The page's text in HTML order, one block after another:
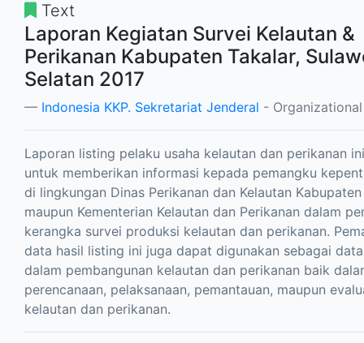
Text
Laporan Kegiatan Survei Kelautan &
Perikanan Kabupaten Takalar,
Selatan 2017
Indonesia KKP. Sekretariat Jenderal -
Laporan listing pelaku usaha kelautan dan perikanan
untuk memberikan informasi kepada pemangku
di lingkungan Dinas Perikanan dan Kelautan
maupun Kementerian Kelautan dan Perikanan dalam
kerangka survei produksi kelautan dan perikanan.
data hasil listing ini juga dapat digunakan sebagai
dalam pembangunan kelautan dan perikanan baik
perencanaan, pelaksanaan, pemantauan, maupun
kelautan dan perikanan.